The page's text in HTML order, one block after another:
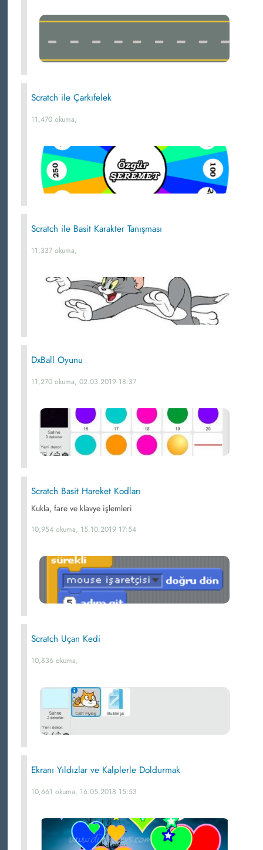
Scratch ile Çarkıfelek
11,470 okuma,
Scratch ile Basit Karakter Tanışması
11,337 okuma,
DxBall Oyunu
11,270 okuma, 02.03.2019 18:37
Scratch Basit Hareket Kodları
Kukla, fare ve klavye işlemleri
10,954 okuma, 15.10.2019 17:54
Scratch Uçan Kedi
10,836 okuma,
Ekranı Yıldızlar ve Kalplerle Doldurmak
10,661 okuma, 16.05.2018 15:53